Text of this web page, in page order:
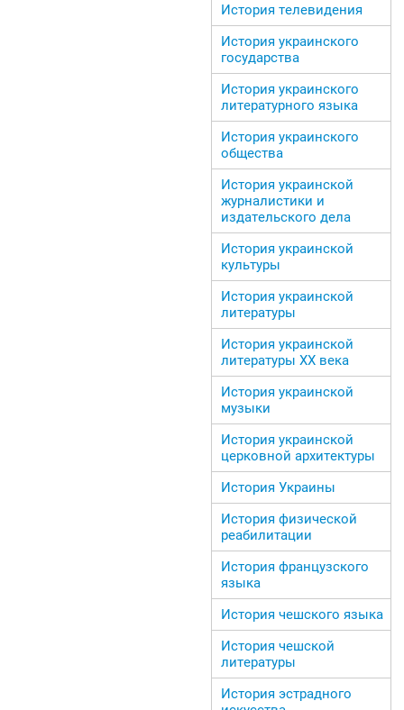
История телевидения
История украинского
государства
История украинского
литературного языка
История украинского
общества
История украинской
журналистики и
издательского дела
История украинской
культуры
История украинской
литературы
История украинской
литературы ХХ века
История украинской
музыки
История украинской
церковной архитектуры
История Украины
История физической
реабилитации
История французского
языка
История чешского языка
История чешской
литературы
История эстрадного